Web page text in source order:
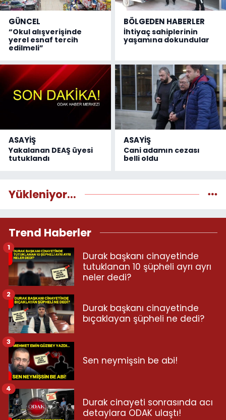
GÜNCEL
“Okul alışverişinde
yerel esnaf tercih
edilmeli”
BÖLGEDEN HABERLER
İhtiyaç sahiplerinin
yaşamına dokundular
ASAYİŞ
Yakalanan DEAŞ üyesi
tutuklandı
ASAYİŞ
Cani adamın cezası
belli oldu
Yükleniyor...
Trend Haberler
Durak başkanı cinayetinde
tutuklanan 10 şüpheli ayrı ayrı
neler dedi?
1
Durak başkanı cinayetinde
bıçaklayan şüpheli ne dedi?
2
Sen neymişsin be abi!
3
Durak cinayeti sonrasında acı
detaylara ODAK ulaştı!
4